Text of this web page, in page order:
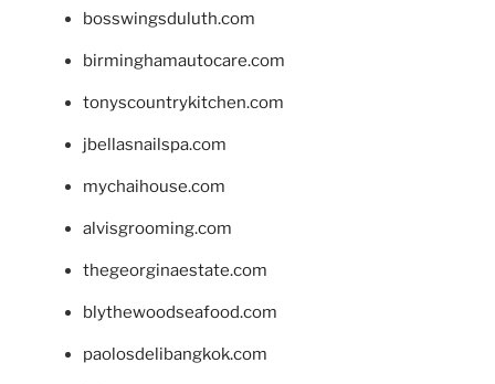
bosswingsduluth.com
birminghamautocare.com
tonyscountrykitchen.com
jbellasnailspa.com
mychaihouse.com
alvisgrooming.com
thegeorginaestate.com
blythewoodseafood.com
paolosdelibangkok.com